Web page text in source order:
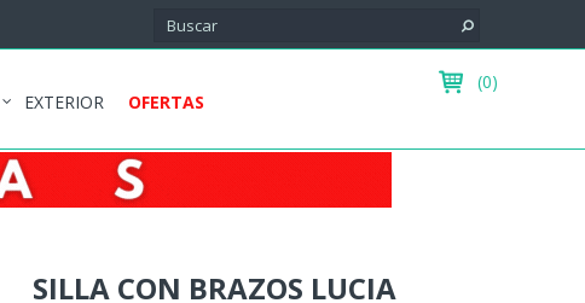
(0)
EXTERIOR OFERTAS
SILLA CON BRAZOS LUCIA